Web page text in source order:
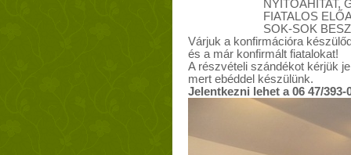
NYÍTÓÁHÍTAT,
FIATALOS
SOK-SOK
Várjuk a konfirmációra készülő
és a már konfirmált fiatalokat!
A részvételi szándékot kérjük
mert ebéddel készülünk.
Jelentkezni lehet a 06 47/